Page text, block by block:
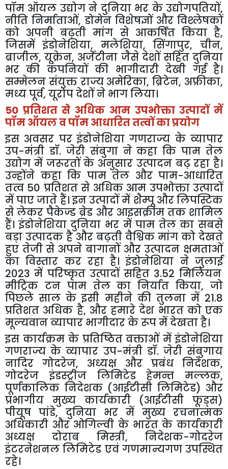
पॉम ऑयल उद्योग ने दुनिया भर के उद्योगपतियों,
नीति निर्माताओं, डोमेन विशेषज्ञों और विश्लेषकों
को अपनी बढ़ती मांग से आकर्षित किया है,
जिसमें इंडोनेशिया, मलेशिया,सिंगापुर, चीन,
ब्राजील,यूक्रेन, अर्जेंटीना जैसे देशों सहित दुनिया
भर की कंपनियों की भागीदारी देखी गई है।
सम्मेलन संयुक्त राज्य अमेरिका,ब्रिटेन, अफ्रीका,
मध्यपूर्व, यूरोपदेशोंने भागलिया।
50 प्रतिशत से अधिक आम उपभोक्ता उत्पादों में
पॉमऑयलवपॉमआधारिततत्वोंकाप्रयोग
इस अवसर पर इंडोनेशिया गणराज्य के व्यापार
उप-मंत्री डॉ. जेरी संबुगा ने कहा कि पाम तेल
उद्योग में जरूरतों के अनुसार उत्पादन बढ़ रहा है।
उन्होंने कहा कि पाम तेल और पाम-आधारित
तत्व 50 प्रतिशत से अधिक आम उपभोक्ता उत्पादों
मेंपाएजाते हैं। इनउत्पादोंमें शैम्पू औरलिपस्टिक
से लेकर पैकेज्ड ब्रेड और आइसक्रीम तक शामिल
हैं। इंडोनेशिया दुनिया भर में पाम तेल का सबसे
बड़ा उत्पादक है और बढ़ती वैश्विक मांग को देखते
हुए तेजी से अपने बागानों और उत्पादन क्षमताओं
का विस्तार कर रहा है। इंडोनेशिया ने जुलाई
2023में परिष्कृत उत्पादों सहित 3.52 मिलियन
मीट्रिक टन पाम तेल का निर्यात किया,जो
पिछले साल के इसी महीने की तुलना में21.8
प्रतिशत अधिक है, और हमारे देश भारत को एक
मूल्यवानव्यापार भागीदारकेरूपमेंदेखताहै।
इस कार्यक्रम के प्रतिष्ठित वक्ताओं में इंडोनेशिया
गणराज्य के व्यापार उप-मंत्री डॉ. जेरी संबुगाय
नादिर
गोदरेज, अध्यक्ष और प्रबंध निदेशक,
गोदरेज
इंडस्ट्रीज लिमिटेड हेमन्त मल्लक,
पूर्णकालिक निदेशक(आईटीसी लिमिटेड) और
प्रभागीय
मुख्य कार्यकारी(आईटीसी फूड्स)
पीयूष पांडे, दुनिया भर में मुख्य रचनात्मक
अधिकारी और ओगिल्वी के भारत के कार्यकारी
अध्यक्ष
दोराब मिस्त्री, निदेशक-गोदरेज
इंटरनेशनल लिमिटेड एवं गणमान्यगण उपस्थित
रहे।